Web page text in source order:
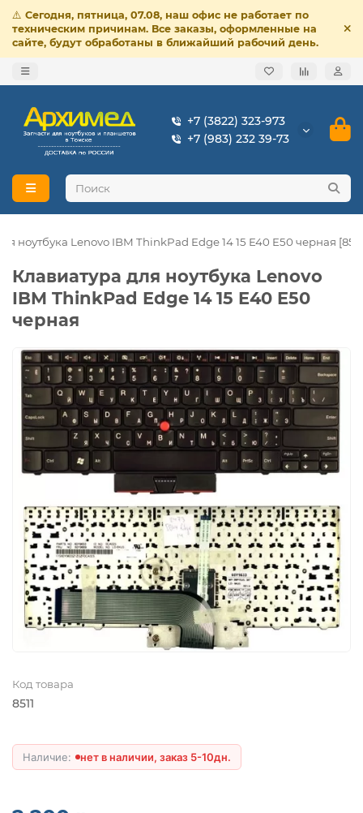
⚠️ Сегодня, пятница, 07.08, наш офис не работает по
техническим причинам. Все заказы, оформленные на
сайте, будут обработаны в ближайший рабочий день.
+7 (3822) 323-973
+7 (983) 232 39-73
ноутбука Lenovo IBM ThinkPad Edge 14 15 E40 E50 черная
Клавиатура для ноутбука Lenovo
IBM ThinkPad Edge 14 15 E40 E50
черная
Код товара
8511
нет в наличии, заказ 5-10дн.